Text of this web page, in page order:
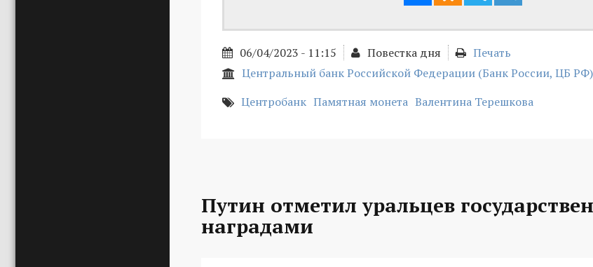
06/04/2023 - 11:15 Повестка дня
Печать
Центральный банк Российской Федерации (Банк России, ЦБ РФ)
Центробанк Памятная монета Валентина Терешкова
Путин отметил уральцев
наградами